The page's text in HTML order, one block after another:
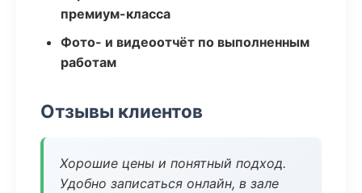
премиум-класса
Фото- и видеоотчёт по выполненным
работам
Отзывы клиентов
Хорошие цены и понятный подход.
Удобно записаться онлайн, в зале